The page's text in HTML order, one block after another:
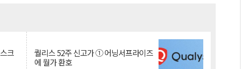
크 퀄리스 52주 신고가 ① 어닝서프라이즈
에 월가 환호